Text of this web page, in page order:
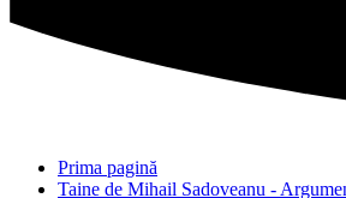
Prima pagină
Taine de Mihail Sadoveanu -